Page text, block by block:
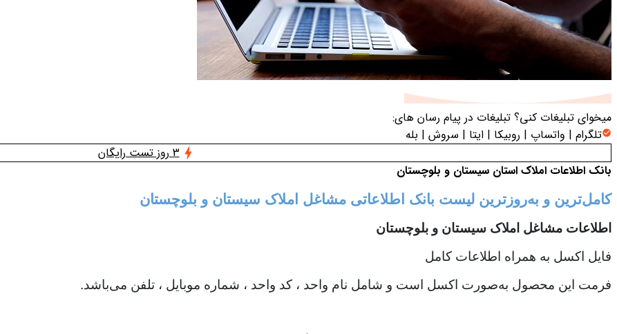
میخوای تبلیغات کنی؟ تبلیغات در پیام رسان های:
تلگرام | واتساپ | روبیکا | ایتا | سروش | بله
3 روز تست رایگان
بانک اطلاعات املاک استان سیستان و بلوچستان
کامل‌ترین و به‌روزترین لیست بانک اطلاعاتی مشاغل املاک سیستان و بلوچستان
اطلاعات مشاغل املاک سیستان و بلوچستان
فایل اکسل به همراه اطلاعات کامل
فرمت این محصول به‌صورت اکسل است و شامل نام واحد ، کد واحد ، شماره موبایل ، تلفن می‌باشد.